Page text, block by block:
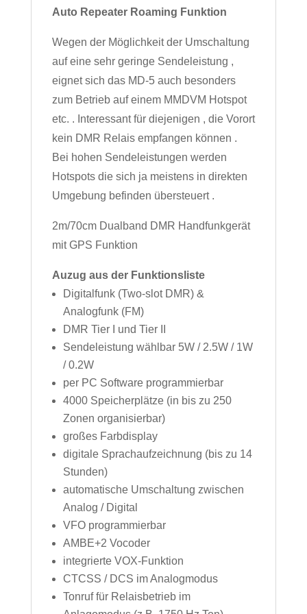
Auto Repeater Roaming Funktion
Wegen der Möglichkeit der Umschaltung
auf eine sehr geringe Sendeleistung ,
eignet sich das MD-5 auch besonders
zum Betrieb auf einem MMDVM Hotspot
etc. . Interessant für diejenigen , die Vorort
kein DMR Relais empfangen können .
Bei hohen Sendeleistungen werden
Hotspots die sich ja meistens in direkten
Umgebung befinden übersteuert .
2m/70cm Dualband DMR Handfunkgerät
mit GPS Funktion
Auzug aus der Funktionsliste
Digitalfunk (Two-slot DMR) &
Analogfunk (FM)
DMR Tier I und Tier II
Sendeleistung wählbar 5W / 2.5W / 1W
/ 0.2W
per PC Software programmierbar
4000 Speicherplätze (in bis zu 250
Zonen organisierbar)
großes Farbdisplay
digitale Sprachaufzeichnung (bis zu 14
Stunden)
automatische Umschaltung zwischen
Analog / Digital
VFO programmierbar
AMBE+2 Vocoder
integrierte VOX-Funktion
CTCSS / DCS im Analogmodus
Tonruf für Relaisbetrieb im